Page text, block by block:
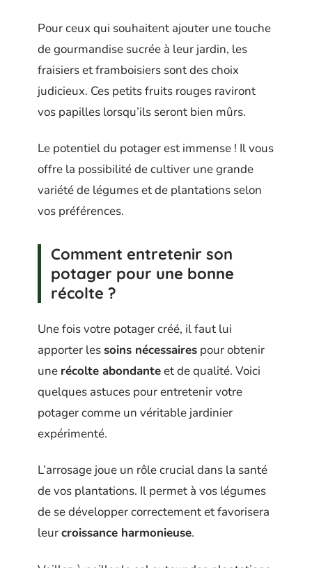
Pour ceux qui souhaitent ajouter une touche
de gourmandise sucrée à leur jardin, les
fraisiers et framboisiers sont des choix
judicieux. Ces petits fruits rouges raviront
vos papilles lorsqu’ils seront bien mûrs.
Le potentiel du potager est immense ! Il vous
offre la possibilité de cultiver une grande
variété de légumes et de plantations selon
vos préférences.
Comment entretenir son
potager pour une bonne
récolte ?
Une fois votre potager créé, il faut lui
apporter lessoins nécessaires pour obtenir
une récolte abondanteet de qualité. Voici
quelques astuces pour entretenir votre
potager comme un véritable jardinier
expérimenté.
L’arrosage joue un rôle crucial dans la santé
de vos plantations. Il permet à vos légumes
de se développer correctement et favorisera
leurcroissance harmonieuse.